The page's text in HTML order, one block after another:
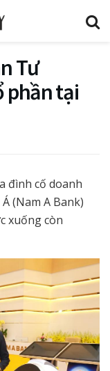
Tư
phần tại
đình cố doanh
(Nam A Bank)
xuống còn